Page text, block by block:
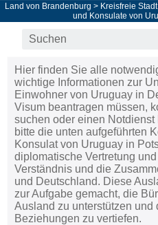
Land von Brandenburg > Kreisfreie
und Konsulate von
Hier finden Sie alle
wichtige Informationen zur
Einwohner von Uruguay in
Visum beantragen müssen,
suchen oder einen
bitte die unten aufgeführten
Konsulat von Uruguay in
diplomatische Vertretung
Verständnis und die
und Deutschland. Diese
zur Aufgabe gemacht, die
Ausland zu unterstützen und
Beziehungen zu vertiefen.